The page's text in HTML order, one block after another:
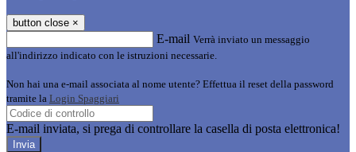
button close ×
E-mail Verrà inviato un messaggio
all'indirizzo indicato con le istruzioni necessarie.
Non hai una e-mail associata al nome utente? Effettua il reset della password
tramite la Login Spaggiari
E-mail inviata, si prega di controllare la casella di posta elettronica!